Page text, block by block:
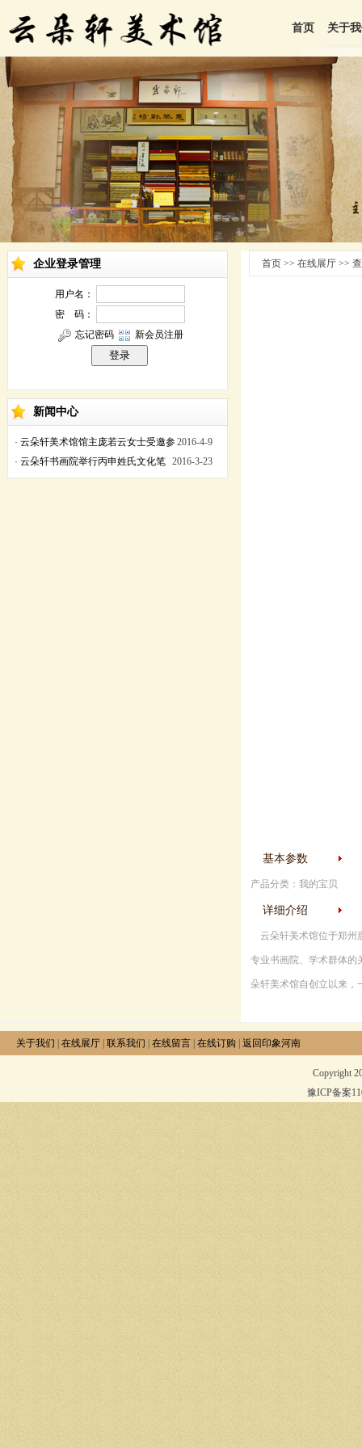
首页 关于
企业登录管理
新闻中心
2016-4-9
· 云朵轩美术馆馆主庞若云女士受邀参
加丙申年黄帝故里拜祖大典
2016-3-23
· 云朵轩书画院举行丙申姓氏文化笔
会
首页 >> 在线展厅 >>
基本参数
产品分类：我的宝贝
详细介绍
云朵轩美术馆位于郑州
专业书画院、学术群体的
朵轩美术馆自创立以来，
关于我们 在线展厅 联系我们 在线留言 在线订购 返回印象河南
Copyright
豫ICP备案